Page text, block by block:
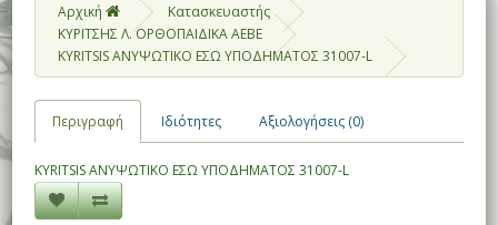
Αρχική
Κατασκευαστής
ΚΥΡΙΤΣΗΣ Λ. ΟΡΘΟΠΑΙΔΙΚΑ ΑΕΒΕ
KYRITSIS ΑΝΥΨΩΤΙΚΟ ΕΣΩ ΥΠΟΔΗΜΑΤΟΣ 31007-L
Περιγραφή Ιδιότητες Αξιολογήσεις (0)
KYRITSIS ΑΝΥΨΩΤΙΚΟ ΕΣΩ ΥΠΟΔΗΜΑΤΟΣ 31007-L